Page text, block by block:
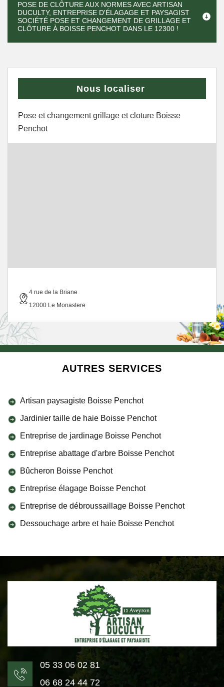
POSE DE CLÔTURE AUX NORMES AVEC ARTISAN
DUCULTY, ENTREPRISE D'ÉLAGAGE ET PAYSAGIST
SOCIÉTÉ POSE ET CHANGEMENT DE GRILLAGE ET
CLÔTURE À BOISSE PENCHOT DANS LE 12300 !
Nous localiser
Pose et changement grillage et cloture Boisse
Penchot
4 rue de la Briane
12000 Le Monastere
AUTRES SERVICES
Artisan paysagiste Boisse Penchot
Jardinier taille de haie Boisse Penchot
Entreprise de jardinage Boisse Penchot
Entreprise abattage d'arbre Boisse Penchot
Bûcheron Boisse Penchot
Entreprise élagage Boisse Penchot
Entreprise de débroussaillage Boisse Penchot
Dessouchage arbre et haie Boisse Penchot
05 33 06 02 81
06 68 24 44 72